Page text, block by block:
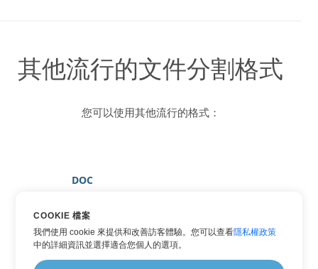
其他流行的文件分割格式
您可以使用其他流行的格式：
DOC
PDF
TXT
COOKIE 檔案
我們使用 cookie 來提供和改善訪客體驗。您可以查看隱私權政策
中的詳細資訊並選擇適合您個人的選項。